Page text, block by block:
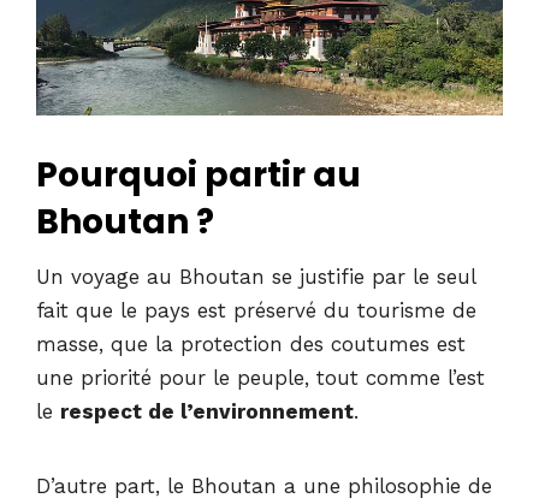
Pourquoi partir au
Bhoutan ?
Un voyage au Bhoutan se justifie par le seul
fait que le pays est préservé du tourisme de
masse, que la protection des coutumes est
une priorité pour le peuple, tout comme l’est
le respect de l’environnement.
D’autre part, le Bhoutan a une philosophie de